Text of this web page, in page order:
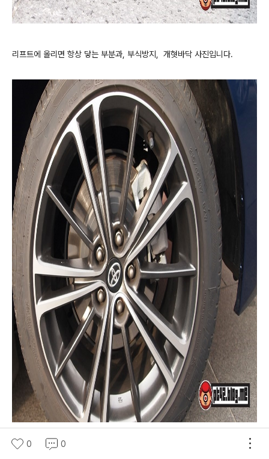
리프트에 올리면 항상 닿는 부분과, 부식방지, 개혓바닥 사진입니다.
휠 브레이크 평범해보이는데 막상 발에서 느껴봤는데요. 브레이크폐달과 신
0 0